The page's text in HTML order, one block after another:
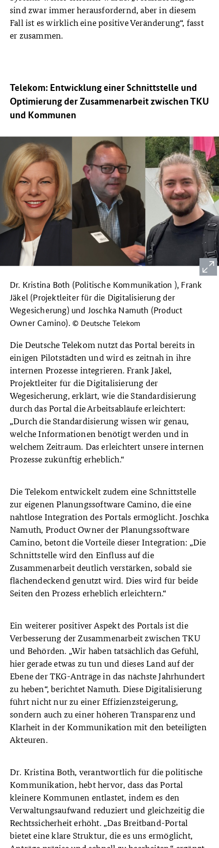
sind zwar immer herausfordernd, aber in diesem
Fall ist es wirklich eine positive Veränderung“, fasst
er zusammen.
Telekom: Entwicklung einer Schnittstelle und
Optimierung der Zusammenarbeit zwischen TKU
und Kommunen
Dr. Kristina Both (Politische Kommunikation ), Frank
Jäkel (Projektleiter für die Digitalisierung der
Wegesicherung) und Joschka Namuth (Product
Owner Camino). © Deutsche Telekom
Die Deutsche Telekom nutzt das Portal bereits in
einigen Pilotstädten und wird es zeitnah in ihre
internen Prozesse integrieren. Frank Jäkel,
Projektleiter für die Digitalisierung der
Wegesicherung, erklärt, wie die Standardisierung
durch das Portal die Arbeitsabläufe erleichtert:
„Durch die Standardisierung wissen wir genau,
welche Informationen benötigt werden und in
welchem Zeitraum. Das erleichtert unsere internen
Prozesse zukünftig erheblich.“
Die Telekom entwickelt zudem eine Schnittstelle
zur eigenen Planungssoftware Camino, die eine
nahtlose Integration des Portals ermöglicht. Joschka
Namuth, Product Owner der Planungssoftware
Camino, betont die Vorteile dieser Integration: „Die
Schnittstelle wird den Einfluss auf die
Zusammenarbeit deutlich verstärken, sobald sie
flächendeckend genutzt wird. Dies wird für beide
Seiten den Prozess erheblich erleichtern.“
Ein weiterer positiver Aspekt des Portals ist die
Verbesserung der Zusammenarbeit zwischen TKU
und Behörden. „Wir haben tatsächlich das Gefühl,
hier gerade etwas zu tun und dieses Land auf der
Ebene der TKG-Anträge in das nächste Jahrhundert
zu heben“, berichtet Namuth. Diese Digitalisierung
führt nicht nur zu einer Effizienzsteigerung,
sondern auch zu einer höheren Transparenz und
Klarheit in der Kommunikation mit den beteiligten
Akteuren.
Dr. Kristina Both, verantwortlich für die politische
Kommunikation, hebt hervor, dass das Portal
kleinere Kommunen entlastet, indem es den
Verwaltungsaufwand reduziert und gleichzeitig die
Rechtssicherheit erhöht. „Das Breitband-Portal
bietet eine klare Struktur, die es uns ermöglicht,